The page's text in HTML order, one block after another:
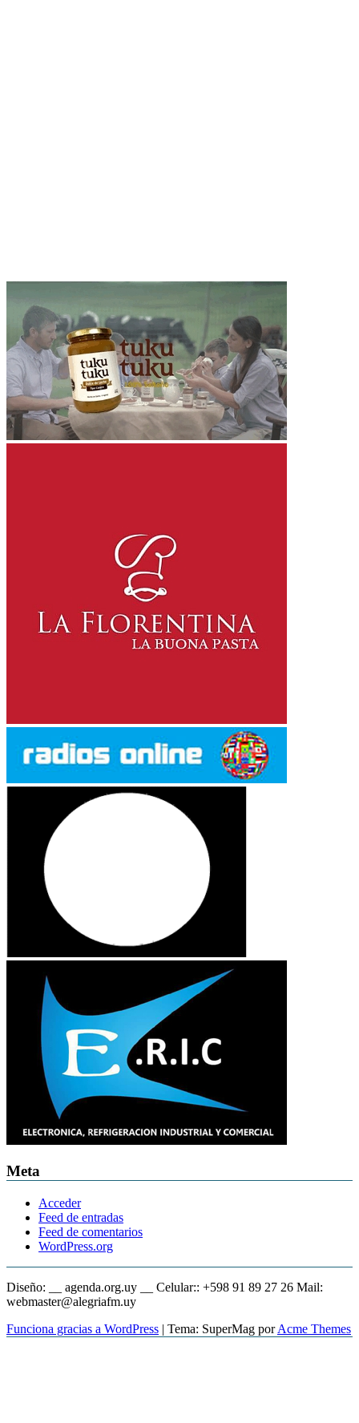
Meta
Acceder
Feed de entradas
Feed de comentarios
WordPress.org
Diseño: __ agenda.org.uy __ Celular:: +598 91 89 27 26 Mail:
webmaster@alegriafm.uy
Funciona gracias a WordPress | Tema: SuperMag porAcme Themes